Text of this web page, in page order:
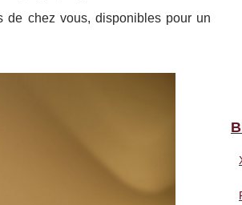
de chez vous, disponibles pour un